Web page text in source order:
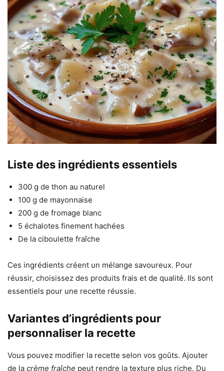
Liste des ingrédients essentiels
300 g de thon au naturel
100 g de mayonnaise
200 g de fromage blanc
5 échalotes finement hachées
De la ciboulette fraîche
Ces ingrédients créent un mélange savoureux. Pour
réussir, choisissez des produits frais et de qualité. Ils sont
essentiels pour une recette réussie.
Variantes d’ingrédients pour
personnaliser la recette
Vous pouvez modifier la recette selon vos goûts. Ajouter
de la crème fraîche peut rendre la texture plus riche. Du